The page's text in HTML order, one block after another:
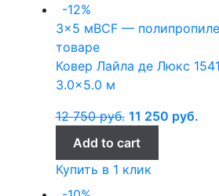
-12%
3x5 мBCF —
товаре
Ковер Лайла де Люкс
3.0×5.0 м
12 750руб. 11 250 руб.
Add to cart
Купить в 1 клик